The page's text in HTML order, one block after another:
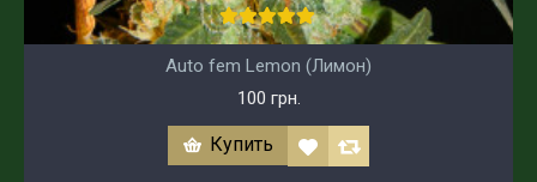
Auto fem Lemon (Лимон)
100 грн.
Купить